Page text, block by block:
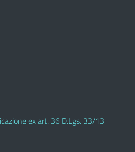
ex art. 36 D.Lgs. 33/13